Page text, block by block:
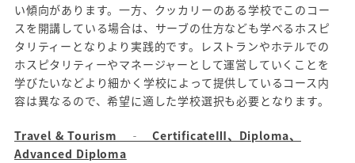
い傾向があります。一方、クッカリーのある学校でこのコー
スを開講している場合は、サーブの仕方なども学べるホスピ
タリティーとなりより実践的です。レストランやホテルでの
ホスピタリティーやマネージャーとして運営していくことを
学びたいなどより細かく学校によって提供しているコース内
容は異なるので、希望に適した学校選択も必要となります。
Travel & Tourism ‐ CertificateⅢ、Diploma、
Advanced Diploma